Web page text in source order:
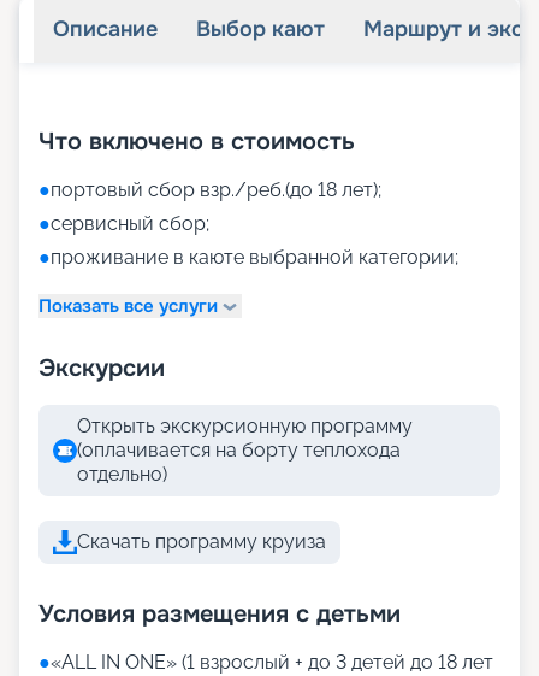
Описание Выбор кают Маршрут и
Что включено в стоимость
●портовый сбор взр./реб.(до 18 лет);
●сервисный сбор;
●проживание в каюте выбранной категории;
Показать все услуги
Экскурсии
Открыть экскурсионную программу
(оплачивается на борту теплохода
отдельно)
Скачать программу круиза
Условия размещения с детьми
●«АLL IN ONE» (1 взрослый + до 3 детей до 18 лет